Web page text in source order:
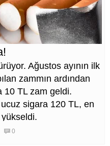
Ağustos ayının ilk
zammın ardından
10 TL zam geldi.
sigara 120 TL, en
0